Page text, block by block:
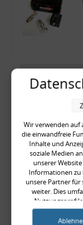
Wir verwenden auf
die einwandfreie
Inhalte und
soziale Medien
unserer
Informationen zu
unsere Partner für
weiter. Dies
Products) führen
weiteren Daten